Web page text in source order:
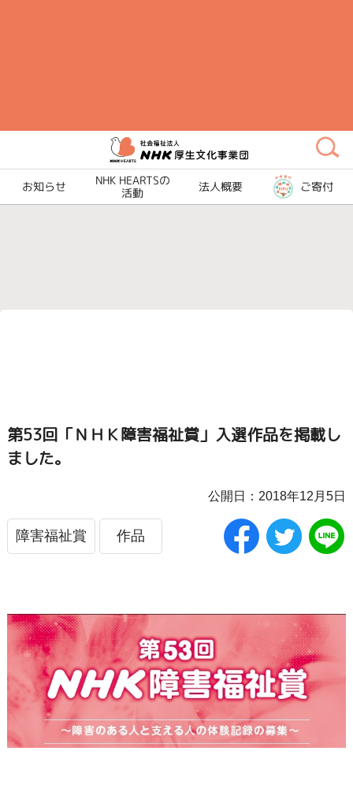
ス
お知らせ NHK HEARTSの
活動 法人概要 ご寄付
第53回「ＮＨＫ障害福祉賞」入選作品を掲載し
ました。
公開日：2018年12月5日
障害福祉賞 作品